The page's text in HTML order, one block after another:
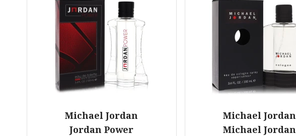
Michael Jordan
Jordan Power
Michael Jordan
Michael Jordan